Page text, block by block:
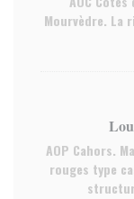
Mourvèdre. La
AOP Cahors.
rouges type